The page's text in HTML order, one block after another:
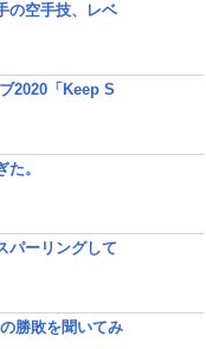
の空手技、レベ
2020「Keep S
。
パーリングして
勝敗を聞いてみ